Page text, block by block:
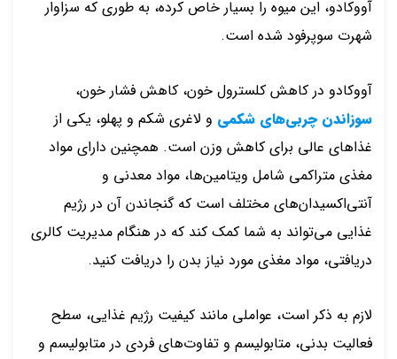
آووکادو، این میوه را بسیار خاص کرده، به طوری که سزاوار
شهرت سوپرفود شده است.
آووکادو در کاهش کلسترول خون، کاهش فشار خون،
سوزاندن چربی‌های شکمی و لاغری شکم و پهلو، یکی از
غذاهای عالی برای کاهش وزن است. همچنین دارای مواد
مغذی متراکمی شامل ویتامین‌ها، مواد معدنی و
آنتی‌اکسیدان‌های مختلف است که گنجاندن آن در رژیم
غذایی می‌تواند به شما کمک کند که در هنگام مدیریت کالری
دریافتی، مواد مغذی مورد نیاز بدن را دریافت کنید.
لازم به ذکر است، عواملی مانند کیفیت رژیم غذایی، سطح
فعالیت بدنی، متابولیسم و تفاوت‌های فردی در متابولیسم و